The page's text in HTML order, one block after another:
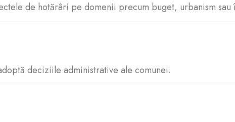
de hotărâri pe domenii precum buget, urbanism sau
deciziile administrative ale comunei.